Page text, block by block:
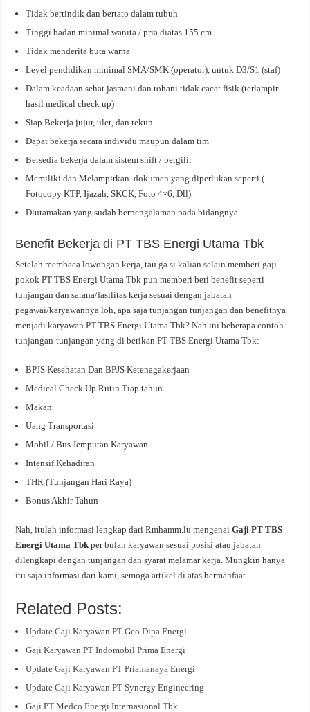
Tidak bertindik dan bertato dalam tubuh
Tinggi badan minimal wanita / pria diatas 155 cm
Tidak menderita buta warna
Level pendidikan minimal SMA/SMK (operator), untuk D3/S1 (staf)
Dalam keadaan sehat jasmani dan rohani tidak cacat fisik (terlampir
hasil medical check up)
Siap Bekerja jujur, ulet, dan tekun
Dapat bekerja secara individu maupun dalam tim
Bersedia bekerja dalam sistem shift / bergilir
Memiliki dan Melampirkan dokumen yang diperlukan seperti (
Fotocopy KTP, Ijazah, SKCK, Foto 4×6, Dll)
Diutamakan yang sudah berpengalaman pada bidangnya
Benefit Bekerja di PT TBS Energi Utama Tbk
Setelah membaca lowongan kerja, tau ga si kalian selain memberi gaji
pokok PT TBS Energi Utama Tbk pun memberi beri benefit seperti
tunjangan dan sarana/fasilitas kerja sesuai dengan jabatan
pegawai/karyawannya loh, apa saja tunjangan tunjangan dan benefitnya
menjadi karyawan PT TBS Energi Utama Tbk? Nah ini beberapa contoh
tunjangan-tunjangan yang di berikan PT TBS Energi Utama Tbk:
BPJS Kesehatan Dan BPJS Ketenagakerjaan
Medical Check Up Rutin Tiap tahun
Makan
Uang Transportasi
Mobil / Bus Jemputan Karyawan
Intensif Kehadiran
THR (Tunjangan Hari Raya)
Bonus Akhir Tahun
Nah, itulah informasi lengkap dari Rmhamm.lu mengenaiGaji PT TBS
Energi Utama Tbkper bulan karyawan sesuai posisi atau jabatan
dilengkapi dengan tunjangan dan syarat melamar kerja. Mungkin hanya
itu saja informasi dari kami, semoga artikel di atas bermanfaat.
Related Posts:
Update Gaji Karyawan PT Geo Dipa Energi
Gaji Karyawan PT Indomobil Prima Energi
Update Gaji Karyawan PT Priamanaya Energi
Update Gaji Karyawan PT Synergy Engineering
Gaji PT Medco Energi Internasional Tbk